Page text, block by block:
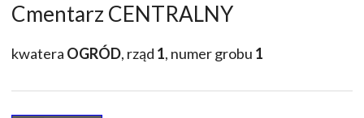
Cmentarz CENTRALNY
kwatera OGRÓD, rząd 1, numer grobu 1